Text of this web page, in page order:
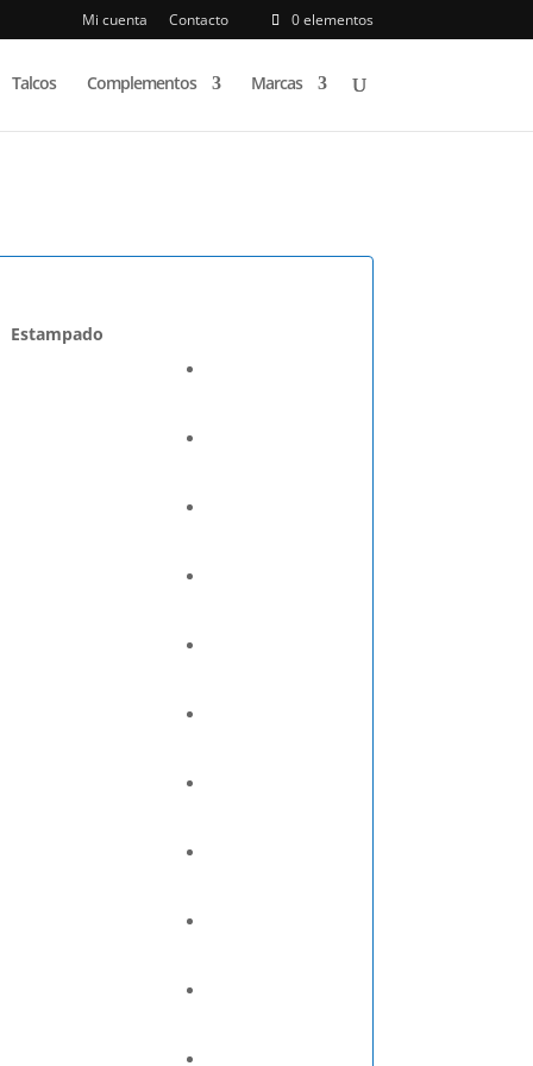
Mi cuenta Contacto 0 elementos
Talcos Complementos Marcas
Estampado